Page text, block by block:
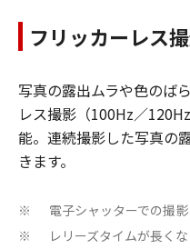
フリッカーレス
写真の露出ムラや色のば
レス撮影（100Hz／
能。連続撮影した写真の
きます。
※ 電子シャッターでの撮影
※ レリーズタイムが長くな